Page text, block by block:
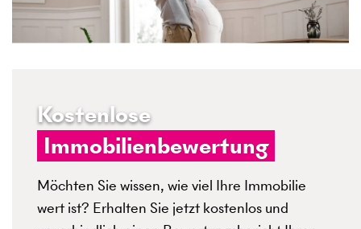
Kostenlose
Immobilienbewertung
Möchten Sie wissen, wie viel Ihre Immobilie
wert ist? Erhalten Sie jetzt kostenlos und